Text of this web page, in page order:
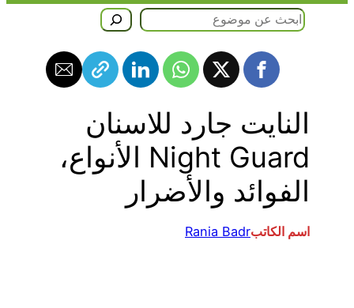
النايت جارد للاسنان
Night Guard الأنواع،
الفوائد والأضرار
اسم الكاتبRania Badr